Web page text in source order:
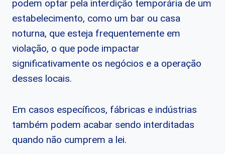
podem optar pela interdição temporária de um
estabelecimento, como um bar ou casa
noturna, que esteja frequentemente em
violação, o que pode impactar
significativamente os negócios e a operação
desses locais.
Em casos específicos, fábricas e indústrias
também podem acabar sendo interditadas
quando não cumprem a lei.